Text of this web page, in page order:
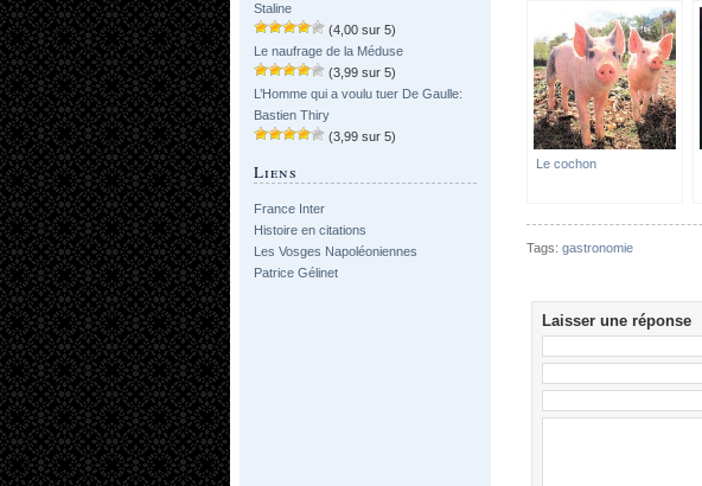
Staline
(4,00 sur 5)
Le naufrage de la Méduse
(3,99 sur 5)
L’Homme qui a voulu tuer De Gaulle:
Bastien Thiry
(3,99 sur 5)
Liens
France Inter
Histoire en citations
Les Vosges Napoléoniennes
Patrice Gélinet
Le cochon
Tags: gastronomie
Laisser une réponse